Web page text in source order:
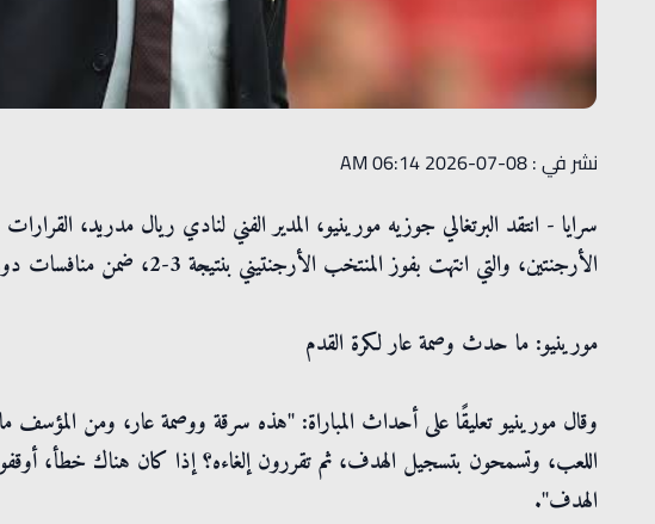
نشر في : 08-07-2026 06:14 AM
سرايا - انتقد البرتغالي جوزيه مورينيو، المدير الفني لنادي ريال مدريد،
الأرجنتين، والتي انتهت بفوز المنتخب الأرجنتيني بنتيجة 3-2، ضمن منافسات دور الـ16 من بطولة كأس العالم 2026.
مورينيو: ما حدث وصمة عار لكرة القدم
وقال مورينيو تعليقًا على أحداث المباراة: "هذه سرقة ووصمة عار، ومن
اللعب، وتسمحون بتسجيل الهدف، ثم تقررون إلغاءه؟ إذا كان هناك خطأ،
الهدف".